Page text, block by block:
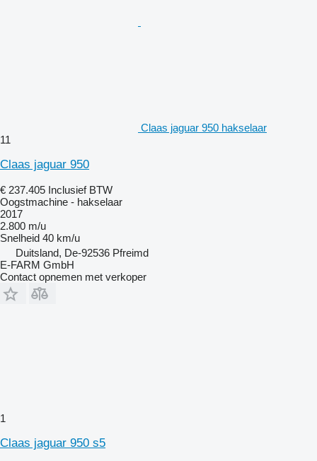
Claas jaguar 950 hakselaar
11
Claas jaguar 950
€ 237.405 Inclusief BTW
Oogstmachine - hakselaar
2017
2.800 m/u
Snelheid 40 km/u
Duitsland, De-92536 Pfreimd
E-FARM GmbH
Contact opnemen met verkoper
1
Claas jaguar 950 s5